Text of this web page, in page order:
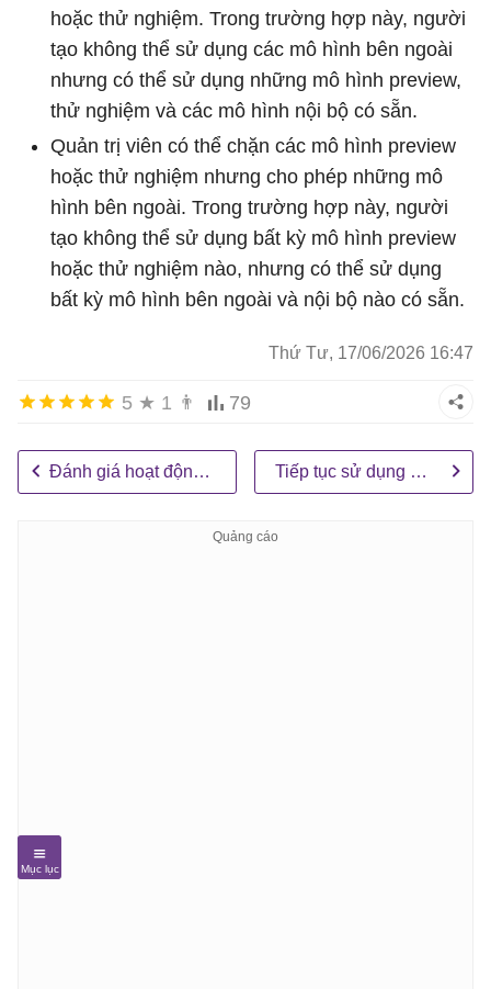
hoặc thử nghiệm. Trong trường hợp này, người
tạo không thể sử dụng các mô hình bên ngoài
nhưng có thể sử dụng những mô hình preview,
thử nghiệm và các mô hình nội bộ có sẵn.
Quản trị viên có thể chặn các mô hình preview
hoặc thử nghiệm nhưng cho phép những mô
hình bên ngoài. Trong trường hợp này, người
tạo không thể sử dụng bất kỳ mô hình preview
hoặc thử nghiệm nào, nhưng có thể sử dụng
bất kỳ mô hình bên ngoài và nội bộ nào có sẵn.
Thứ Tư, 17/06/2026 16:47
5 ★ 1 👨 79
Đánh giá hoạt động của agent Tiếp tục sử dụng mô hình AI đã ngừng hỗ trợ